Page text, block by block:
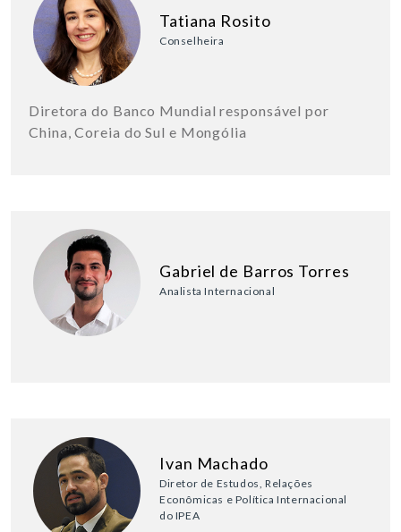
Tatiana Rosito
Conselheira
Diretora do Banco Mundial responsável por
China, Coreia do Sul e Mongólia
Gabriel de Barros Torres
Analista Internacional
Ivan Machado
Diretor de Estudos, Relações
Econômicas e Política Internacional
do IPEA